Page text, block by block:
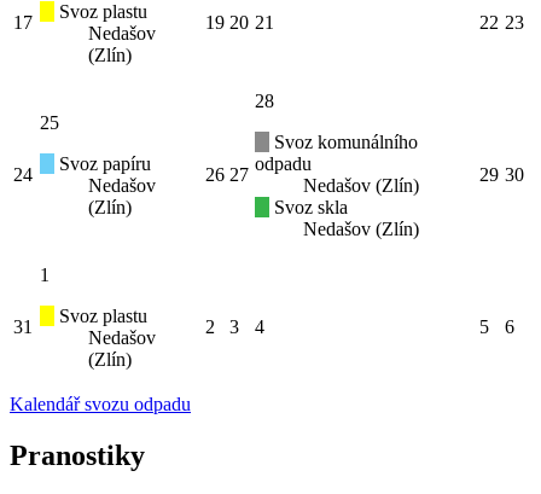
17
Svoz plastu
Nedašov
(Zlín)
19 20 21 22 23
24
25
Svoz papíru
Nedašov
(Zlín)
26 27
28
Svoz komunálního
odpadu
Nedašov (Zlín)
Svoz skla
Nedašov (Zlín)
29 30
31
1
Svoz plastu
Nedašov
(Zlín)
2 3 4 5 6
Kalendář svozu odpadu
Pranostiky